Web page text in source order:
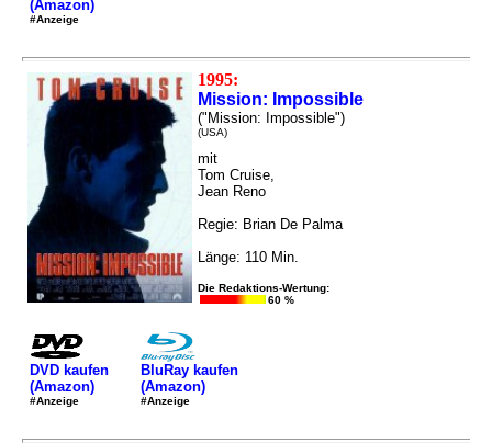
(Amazon)
#Anzeige
1995:
Mission: Impossible
("Mission: Impossible")
(USA)
mit
Tom Cruise,
Jean Reno
Regie: Brian De Palma
Länge: 110 Min.
Die Redaktions-Wertung:
60 %
DVD kaufen
(Amazon)
#Anzeige
BluRay kaufen
(Amazon)
#Anzeige